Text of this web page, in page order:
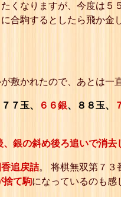
くなりますが、今度は５
合駒するとしたら飛か
敷かれたので、あとは一
７玉、 ６６銀、８８玉、
銀の斜め後ろ追いで消
追戻詰。 将棋無双第７３
捨て駒になっているのも感